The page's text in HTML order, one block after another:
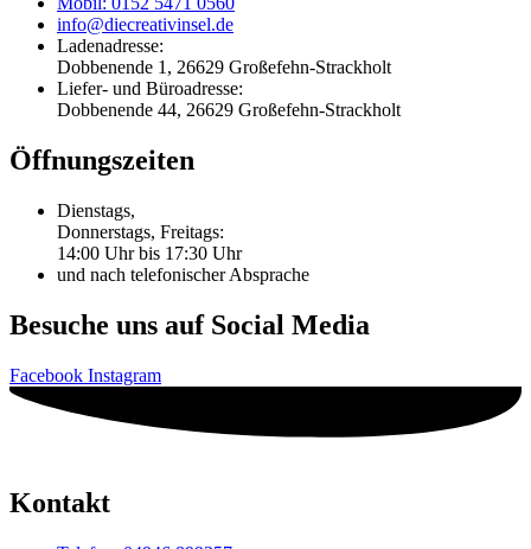
info@diecreativinsel.de
Ladenadresse:
Dobbenende 1, 26629 Großefehn-Strackholt
Liefer- und Büroadresse:
Dobbenende 44, 26629 Großefehn-Strackholt
Öffnungszeiten
Dienstags,
Donnerstags, Freitags:
14:00 Uhr bis 17:30 Uhr
und nach telefonischer Absprache
Besuche uns auf Social Media
Facebook Instagram
Kontakt